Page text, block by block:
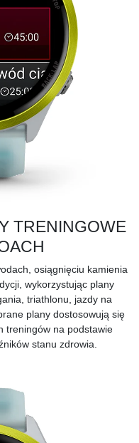
TRENINGOWE
osiągnięciu kamienia
wykorzystując plany
triathlonu, jazdy na
plany dostosowują się
treningów na podstawie
stanu zdrowia.